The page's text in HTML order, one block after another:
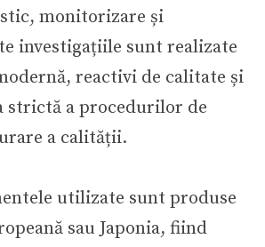
monitorizare și
investigațiile sunt realizate
reactivi de calitate și
strictă a procedurilor de
a calității.
utilizate sunt produse
sau Japonia, fiind